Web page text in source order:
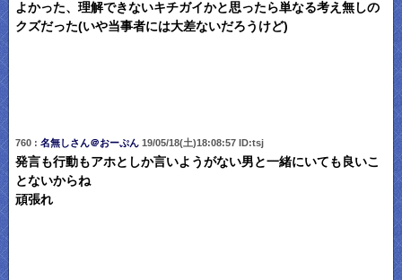
よかった、理解できないキチガイかと思ったら単なる考え無しの
クズだった(いや当事者には大差ないだろうけど)
760 : 名無しさん＠おーぷん19/05/18(土)18:08:57 ID:tsj
発言も行動もアホとしか言いようがない男と一緒にいても良いこ
とないからね
頑張れ